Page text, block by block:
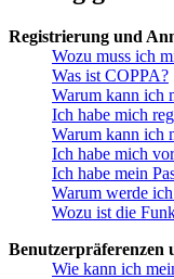
Registrierung und
Wozu muss ich
Was ist COPPA?
Warum kann ich
Ich habe mich
Warum kann ich
Ich habe mich
Ich habe mein
Warum werde
Wozu ist die
Benutzerpräferenzen
Wie kann ich